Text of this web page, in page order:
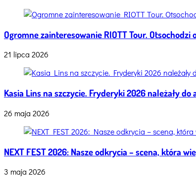
kultury
sfera,
kultury
beskidzkiej
zdjęcia
Ogromne zainteresowanie RIOTT Tour. Otsochodzi
21 lipca 2026
Kasia Lins na szczycie. Fryderyki 2026 należały do
26 maja 2026
NEXT FEST 2026: Nasze odkrycia – scena, która
3 maja 2026